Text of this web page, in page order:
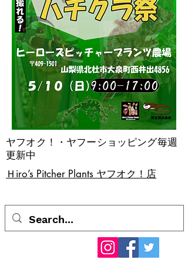
​Ｈiro’s Pitcher Plants ヤフオク！店
ヤフオク！・ヤフーショッピング毎週
更新中